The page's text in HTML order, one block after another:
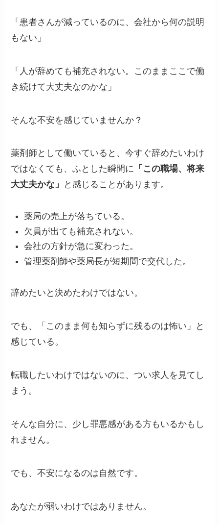
「患者さんが減っているのに、会社から何の説明
もない」
「人が辞めても補充されない。このままここで働
き続けて大丈夫なのかな」
そんな不安を感じていませんか？
薬剤師として働いていると、今すぐ辞めたいわけ
ではなくても、ふとした瞬間に 「この職場、将来
大丈夫かな」
と感じることがあります。
薬局の売上が落ちている。
欠員が出ても補充されない。
会社の方針が急に変わった。
管理薬剤師や薬局長が短期間で交代した。
辞めたいと決めたわけではない。
でも、「このまま何も知らずに残るのは怖い」と
感じている。
転職したいわけではないのに、つい求人を見てし
まう。
そんな自分に、少し罪悪感がある方もいるかもし
れません。
でも、不安になるのは自然です。
あなたが弱いわけではありません。